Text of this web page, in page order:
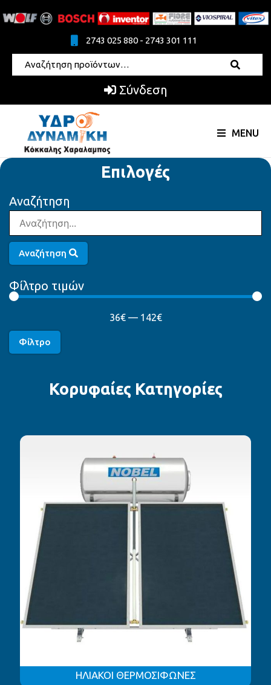
2743 025 880 - 2743 301 111
Σύνδεση
MENU
Επιλογές
Αναζήτηση
Αναζήτηση
Φίλτρο τιμών
36€— 142€
Φίλτρο
Κορυφαίες Κατηγορίες
ΗΛΙΑΚΟΙ ΘΕΡΜΟΣΙΦΩΝΕΣ